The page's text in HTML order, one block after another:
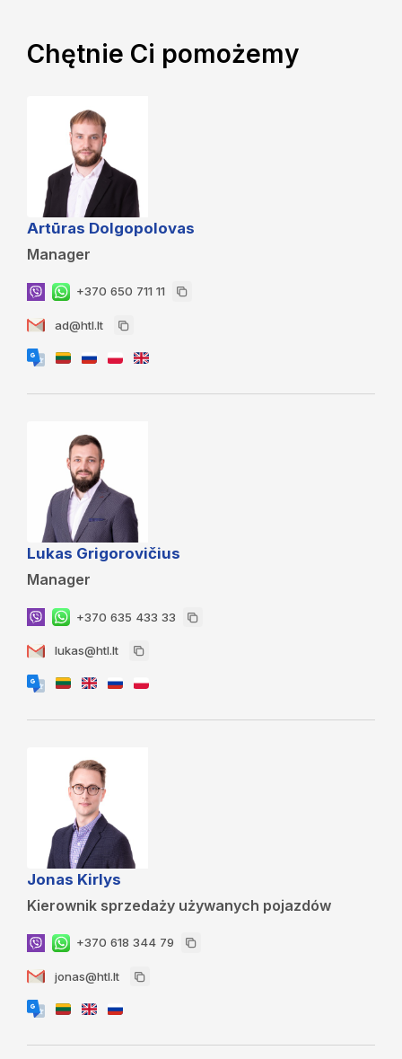
Chętnie Ci pomożemy
Artūras Dolgopolovas
Manager
+370 650 711 11
ad@htl.lt
Lukas Grigorovičius
Manager
+370 635 433 33
lukas@htl.lt
Jonas Kirlys
Kierownik sprzedaży używanych pojazdów
+370 618 344 79
jonas@htl.lt